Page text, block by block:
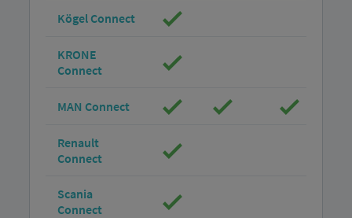
Kögel Connect
KRONE
Connect
MAN Connect
Renault
Connect
Scania
Connect